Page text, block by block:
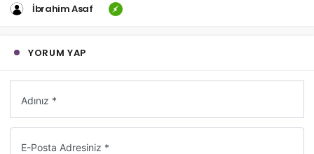
İbrahim Asaf
YORUM YAP
Adınız *
E-Posta Adresiniz *